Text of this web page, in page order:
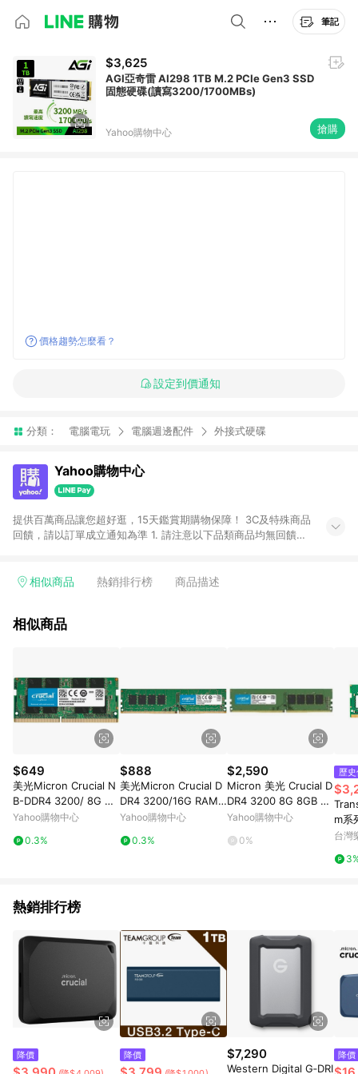
筆記
$3,625
AGI亞奇雷 AI298 1TB M.2 PCIe Gen3 SSD
固態硬碟(讀寫3200/1700MBs)
Yahoo購物中心 搶購
價格趨勢怎麼看？
設定到價通知
分類： 電腦電玩 電腦週邊配件 外接式硬碟
Yahoo購物中心
提供百萬商品讓您超好逛，15天鑑賞期購物保障！ 3C及特殊商品
回饋，請以訂單成立通知為準 1. 請注意以下品類商品均無回饋：
電玩/遊戲/相機/單眼/鏡頭/拍立得 [2024/6/1起適用] -內接硬
的購回饋活動享Yahoo超贈點回饋者 - 購物中心商店之商品：商
有相關事證認定您為大宗採購、批發轉賣而非最終消費使用者，
相關認定以Yahoo購物中心之認定為準
相似商品 熱銷排行榜 商品描述
相似商品
$649
美光Micron Crucial N
B-DDR4 3200/ 8G 筆
記型記憶體 RAM (原生
A)
Yahoo購物中心
0.3%
$888
美光Micron Crucial D
DR4 3200/16G RAM
桌上型記憶體(原生320
2A
Yahoo購物中心
0.3%
$2,590
Micron 美光 Crucial D
DR4 3200 8G 8GB 桌
機記憶體 CT8G4DFRA
Yahoo購物中心
0%
歷
m系
GB
台灣
熱銷排行榜
降價 降價 $7,290
Western Digital G‑DRI
降價